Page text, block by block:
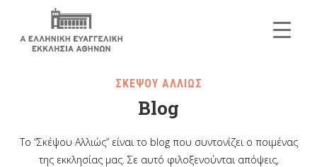
ΣΚΕΨΟΥ ΑΛΛΙΩΣ
Blog
Το “Σκέψου Αλλιώς” είναι το blog που συντονίζει ο ποιμένας
της εκκλησίας μας. Σε αυτό φιλοξενούνται απόψεις,